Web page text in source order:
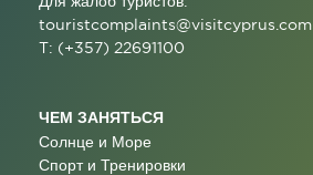
touristcomplaints@visitcyprus.com
T: (+357) 22691100
ЧЕМ ЗАНЯТЬСЯ
Солнце и Море
Спорт и Тренировки